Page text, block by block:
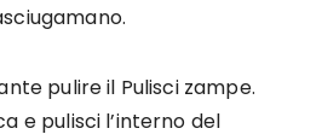
pulire il Pulisci zampe.
e pulisci l’interno del